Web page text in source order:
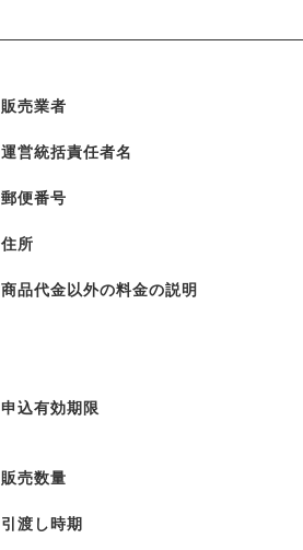
販売業者
運営統括責任者名
郵便番号
住所
商品代金以外の料金の説明
申込有効期限
販売数量
引渡し時期